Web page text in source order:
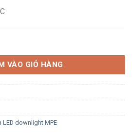
7/3C 7W đổi màu số lượng
VÀO GIỎ HÀNG
LED downlight MPE